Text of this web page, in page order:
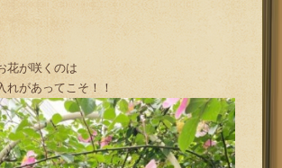
花が咲くのは
れがあってこそ！！